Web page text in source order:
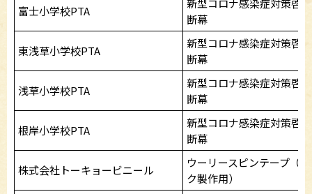
富士小学校PTA
新型コロナ感染症対策啓
断幕
東浅草小学校PTA
新型コロナ感染症対策啓
断幕
浅草小学校PTA
新型コロナ感染症対策啓
断幕
根岸小学校PTA
新型コロナ感染症対策啓
断幕
株式会社トーキョービニール
ウーリースピンテープ（
ク製作用）